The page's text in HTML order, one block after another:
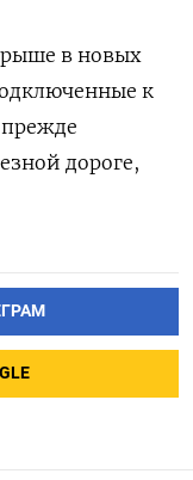
в новых
к
дороге,